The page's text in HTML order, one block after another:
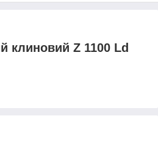
клиновий Z 1100 Ld